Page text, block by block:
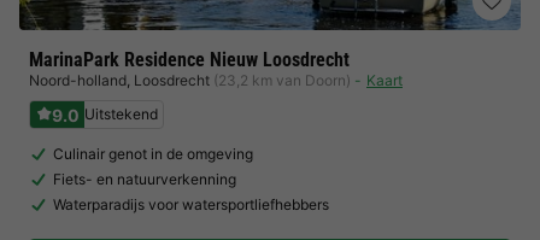
MarinaPark Residence Nieuw Loosdrecht
Noord-holland, Loosdrecht (23,2 km van Doorn) Kaart
9.0 Uitstekend
Culinair genot in de omgeving
Fiets- en natuurverkenning
Waterparadijs voor watersportliefhebbers